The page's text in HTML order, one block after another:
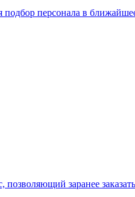
подбор персонала в
позволяющий заранее